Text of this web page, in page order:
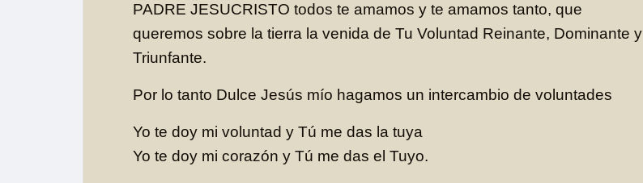
PADRE JESUCRISTO todos te amamos y te amamos tanto, que
queremos sobre la tierra la venida de Tu Voluntad Reinante, Dominante y
Triunfante.
Por lo tanto Dulce Jesús mío hagamos un intercambio de voluntades
Yo te doy mi voluntad y Tú me das la tuya
Yo te doy mi corazón y Tú me das el Tuyo.